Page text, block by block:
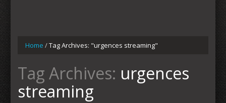
Home /Tag Archives: "urgences streaming"
Tag Archives: urgences
streaming